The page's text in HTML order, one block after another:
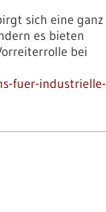
sich eine ganz
es bieten
bei
fuer-industrielle-